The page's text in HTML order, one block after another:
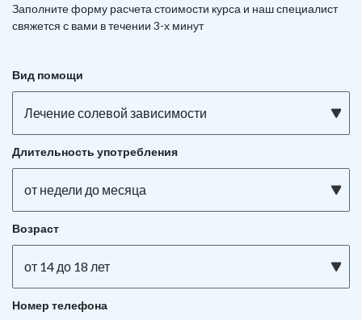
Заполните форму расчета стоимости курса и наш специалист
свяжется с вами в течении 3-х минут
Вид помощи
Лечение солевой зависимости
Длительность употребления
от недели до месяца
Возраст
от 14 до 18 лет
Номер телефона